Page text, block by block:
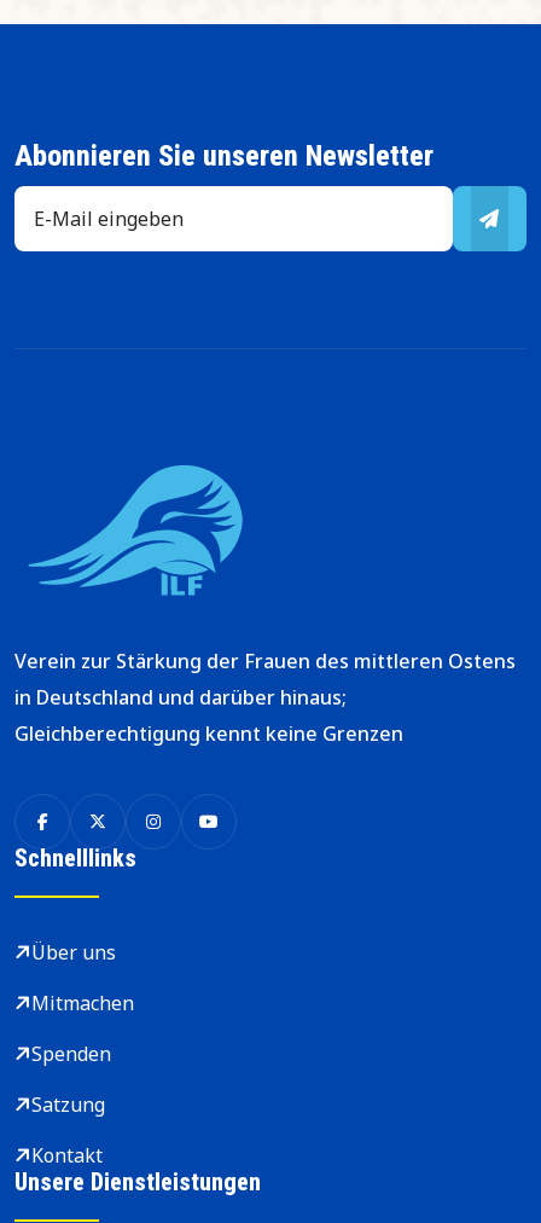
Abonnieren Sie unseren Newsletter
Verein zur Stärkung der Frauen des mittleren Ostens
in Deutschland und darüber hinaus;
Gleichberechtigung kennt keine Grenzen
Schnelllinks
Über uns
Mitmachen
Spenden
Satzung
Kontakt
Unsere Dienstleistungen